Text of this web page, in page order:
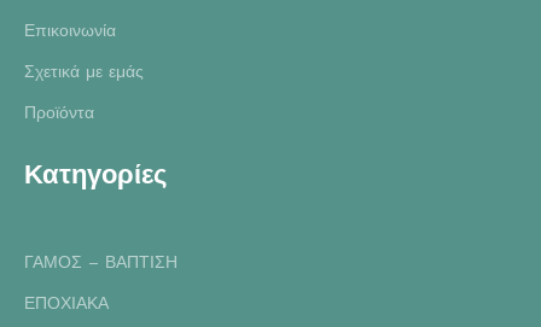
Επικοινωνία
Σχετικά με εμάς
Προϊόντα
Κατηγορίες
ΓΑΜΟΣ – ΒΑΠΤΙΣΗ
ΕΠΟΧΙΑΚΑ